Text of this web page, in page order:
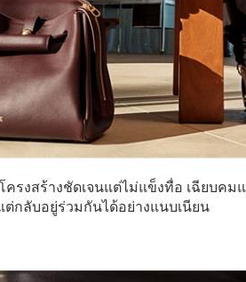
รงสร้างชัดเจนแต่ไม่แข็งทื่อ เฉียบคม
กลับอยู่ร่วมกันได้อย่างแนบเนียน